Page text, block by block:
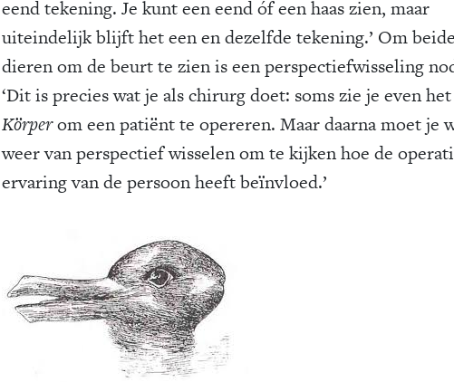
eend tekening. Je kunt een eend óf een haas zien, maar
uiteindelijk blijft het een en dezelfde tekening.’ Om beide
dieren om de beurt te zien is een perspectiefwisseling
‘Dit is precies wat je als chirurg doet: soms zie je even het
Körperom een patiënt te opereren. Maar daarna moet je
weer van perspectief wisselen om te kijken hoe de
ervaring van de persoon heeft beïnvloed.’